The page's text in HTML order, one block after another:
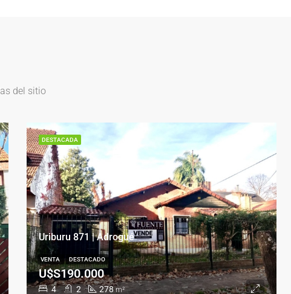
del sitio
Uriburu 871 | Adrogué
4 2 278 m²
U$S190.000
VENTA DESTACADO
DESTACADA